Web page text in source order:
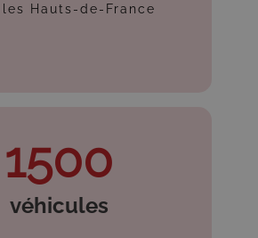
Hauts-de-France
1500
véhicules